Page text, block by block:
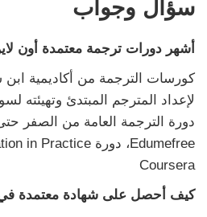
سؤال وجواب
أشهر دورات ترجمة معتمدة أون
كورسات الترجمة من أكاديمية ابن
لإعداد المترجم المبتدئ وتهيئته
دورة الترجمة العامة من الصفر
Coursera
كيف أحصل على شهادة معتمدة في